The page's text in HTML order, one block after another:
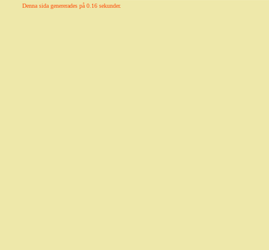
Denna sida genererades på 0.16 sekunder.